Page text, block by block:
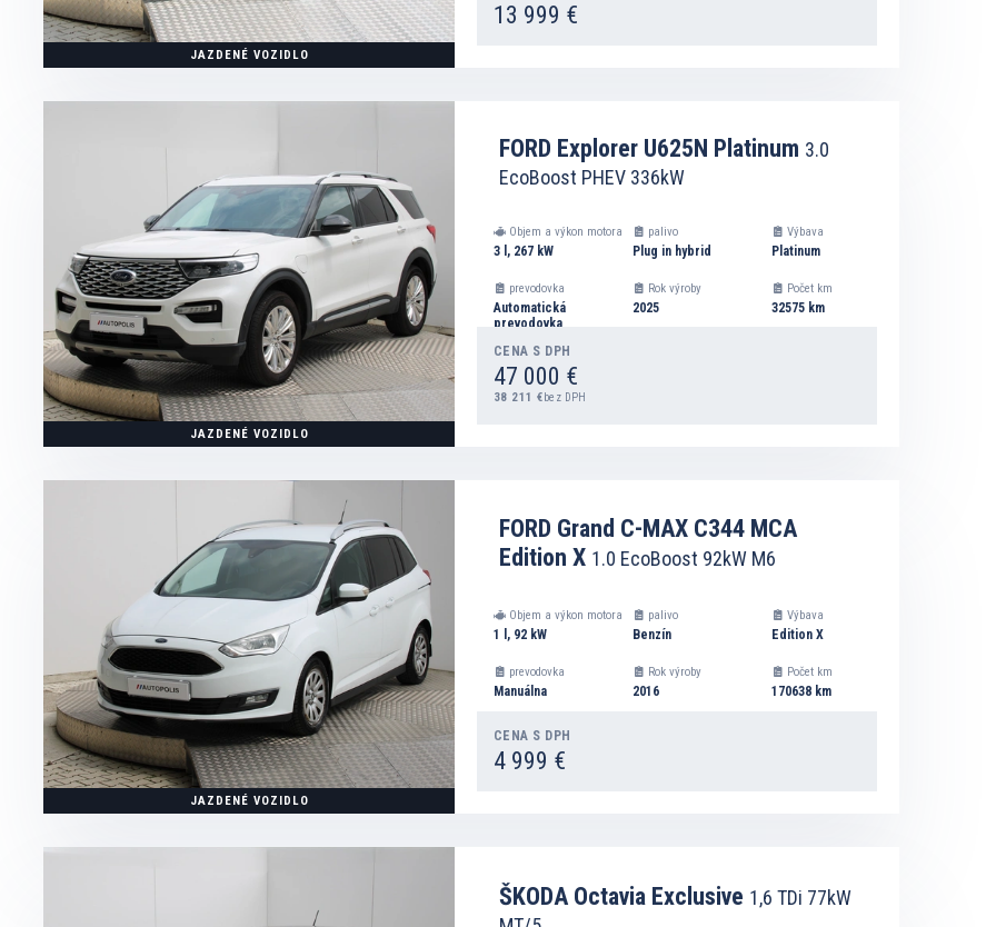
JAZDENÉ VOZIDLO
13 999 €
DETAIL
PRIDAŤ DO ZOZNAMU NA VÝPOČET SPLÁTOK
JAZDENÉ VOZIDLO
FORD Explorer U625N Platinum 3.0
EcoBoost PHEV 336kW
Objem a výkon motora
3 l, 267 kW
palivo
Plug in hybrid
Výbava
Platinum
prevodovka
Automatická
prevodovka
Rok výroby
2025
Počet km
32575 km
CENA S DPH
47 000 €
38 211 € bez DPH
DETAIL
PRIDAŤ DO ZOZNAMU NA VÝPOČET SPLÁTOK
JAZDENÉ VOZIDLO
FORD Grand C-MAX C344 MCA
Edition X 1.0 EcoBoost 92kW M6
Objem a výkon motora
1 l, 92 kW
palivo
Benzín
Výbava
Edition X
prevodovka
Manuálna
Rok výroby
2016
Počet km
170638 km
CENA S DPH
4 999 €
DETAIL
ŠKODA Octavia Exclusive 1,6 TDi 77kW